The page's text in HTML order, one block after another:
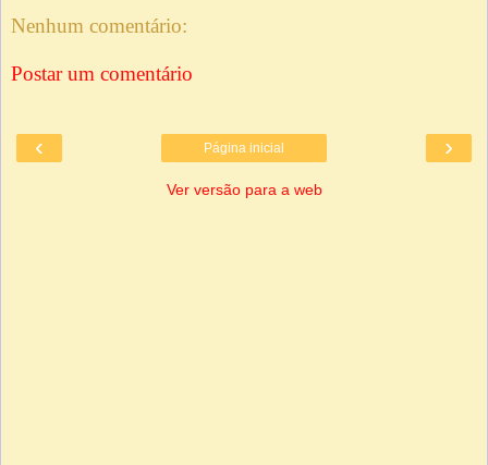
Nenhum comentário:
Postar um comentário
‹ ›
Página inicial
Ver versão para a web